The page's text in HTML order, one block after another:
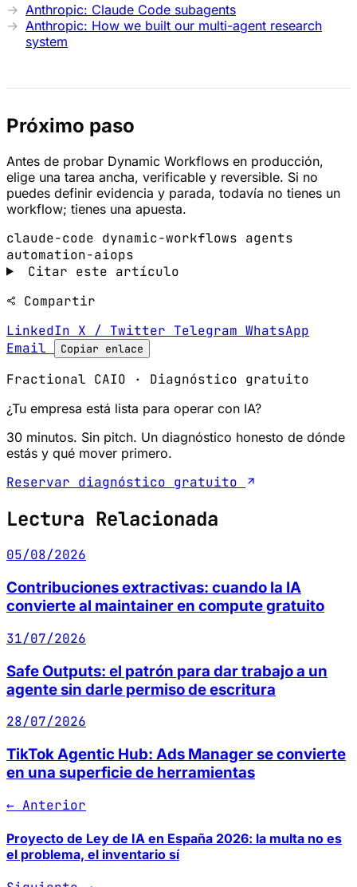
Anthropic: Claude Code subagents
Anthropic: How we built our multi-agent research
system
Próximo paso
Antes de probar Dynamic Workflows en producción,
elige una tarea ancha, verificable y reversible. Si no
puedes definir evidencia y parada, todavía no tienes un
workflow; tienes una apuesta.
claude-code dynamic-workflows agents
automation-aiops
Citar este artículo
Compartir
LinkedIn X / Twitter Telegram WhatsApp
Email
Copiar enlace
Fractional CAIO · Diagnóstico gratuito
¿Tu empresa está lista para operar con IA?
30 minutos. Sin pitch. Un diagnóstico honesto de dónde
estás y qué mover primero.
Reservar diagnóstico gratuito
Lectura Relacionada
05/08/2026
Contribuciones extractivas: cuando la IA
convierte al maintainer en compute gratuito
31/07/2026
Safe Outputs: el patrón para dar trabajo a un
agente sin darle permiso de escritura
28/07/2026
TikTok Agentic Hub: Ads Manager se convierte
en una superficie de herramientas
← Anterior
Proyecto de Ley de IA en España 2026: la multa no es
el problema, el inventario sí